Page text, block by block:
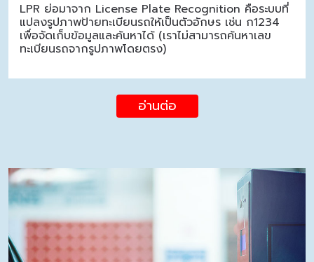
LPR ย่อมาจาก License Plate Recognition คือระบบที่
แปลงรูปภาพป้ายทะเบียนรถให้เป็นตัวอักษร เช่น ก1234
เพื่อจัดเก็บข้อมูลและค้นหาได้ (เราไม่สามารถค้นหาเลข
ทะเบียนรถจากรูปภาพโดยตรง)
อ่านต่อ